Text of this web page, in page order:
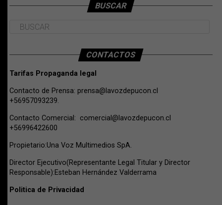
BUSCAR
CONTACTOS
Tarifas Propaganda legal
Contacto de Prensa: prensa@lavozdepucon.cl
+56957093239.
Contacto Comercial: comercial@lavozdepucon.cl
+56996422600
Propietario:Una Voz Multimedios SpA.
Director Ejecutivo(Representante Legal Titular y Director
Responsable):Esteban Hernández Valderrama
Politica de Privacidad